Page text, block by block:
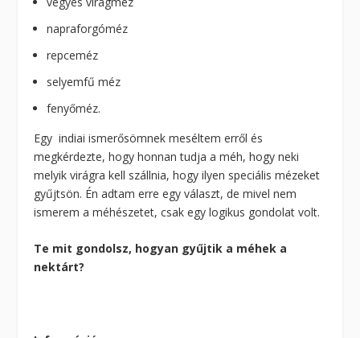
napraforgóméz
repceméz
selyemfű méz
fenyőméz.
Egy indiai ismerősömnek meséltem erről és
megkérdezte, hogy honnan tudja a méh, hogy neki
melyik virágra kell szállnia, hogy ilyen speciális mézeket
gyűjtsön. Én adtam erre egy választ, de mivel nem
ismerem a méhészetet, csak egy logikus gondolat volt.
Te mit gondolsz, hogyan gyűjtik a méhek a
nektárt?